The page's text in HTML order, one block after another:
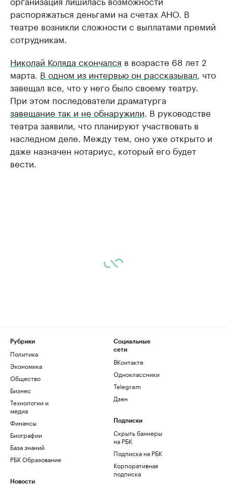
распоряжаться деньгами на счетах АНО. В
театре возникли сложности с выплатами премий
сотрудникам.
Николай Коляда скончался в возрасте 68 лет 2
марта. В одном из интервью он рассказывал , что
завещал все, что у него было своему театру.
При этом последователи драматурга
завещание так и не обнаружили . В руководстве
театра заявили, что планируют участвовать в
наследном деле. Между тем, оно уже открыто и
даже назначен нотариус, который его будет
вести.
Рубрики
Политика
Экономика
Общество
Бизнес
Технологии и
медиа
Финансы
Биографии
База знаний
РБК Образование
Новости
Социальные
сети
ВКонтакте
Одноклассники
Telegram
Дзен
Подписки
Скрыть баннеры
на РБК
Подписка на РБК
Корпоративная
подписка